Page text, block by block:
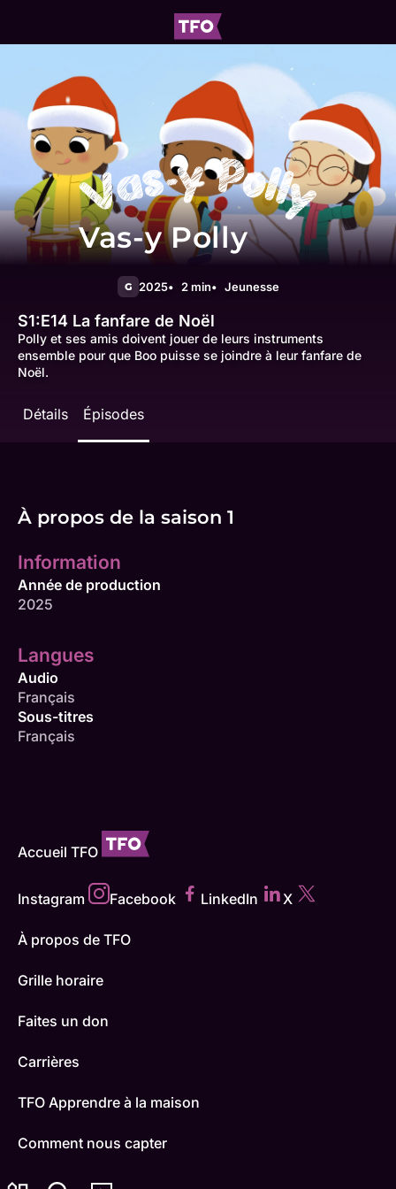
Vas-y Polly
G 2025 2 min Jeunesse
S1:E14 La fanfare de Noël
Polly et ses amis doivent jouer de leurs instruments
ensemble pour que Boo puisse se joindre à leur fanfare de
Noël.
Détails Épisodes
À propos de la saison 1
Information
Année de production
2025
Langues
Audio
Français
Sous-titres
Français
Accueil TFO
Instagram Facebook LinkedIn X
À propos de TFO
Grille horaire
Faites un don
Carrières
TFO Apprendre à la maison
Comment nous capter
Contactez-nous